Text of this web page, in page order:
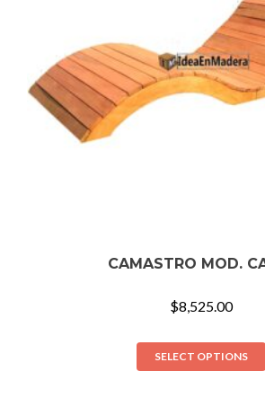
CAMASTRO MOD.
$8,525.00
SELECT OPTIONS